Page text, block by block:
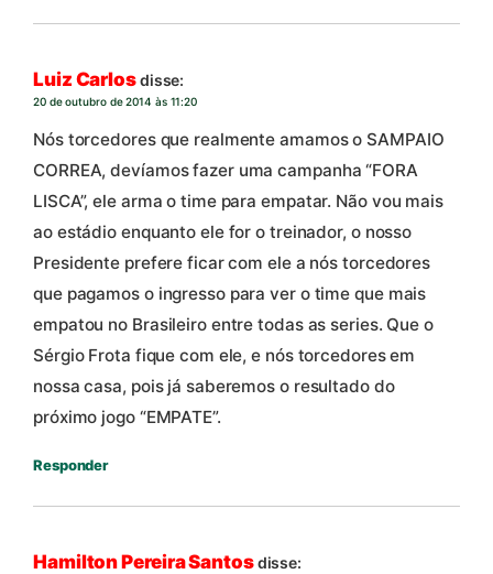
Luiz Carlosdisse:
20 de outubro de 2014 às 11:20
Nós torcedores que realmente amamos o SAMPAIO
CORREA, devíamos fazer uma campanha “FORA
LISCA”, ele arma o time para empatar. Não vou mais
ao estádio enquanto ele for o treinador, o nosso
Presidente prefere ficar com ele a nós torcedores
que pagamos o ingresso para ver o time que mais
empatou no Brasileiro entre todas as series. Que o
Sérgio Frota fique com ele, e nós torcedores em
nossa casa, pois já saberemos o resultado do
próximo jogo “EMPATE”.
Responder
Hamilton Pereira Santosdisse: